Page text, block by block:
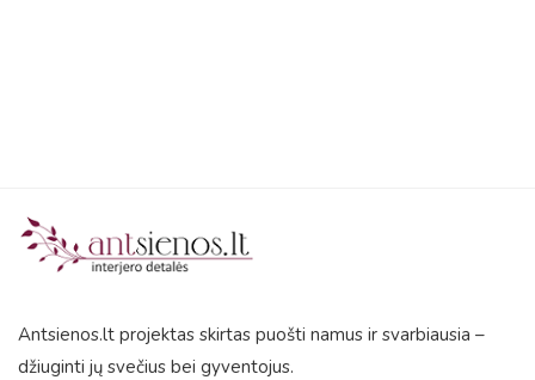
Antsienos.lt projektas skirtas puošti namus ir svarbiausia –
džiuginti jų svečius bei gyventojus.